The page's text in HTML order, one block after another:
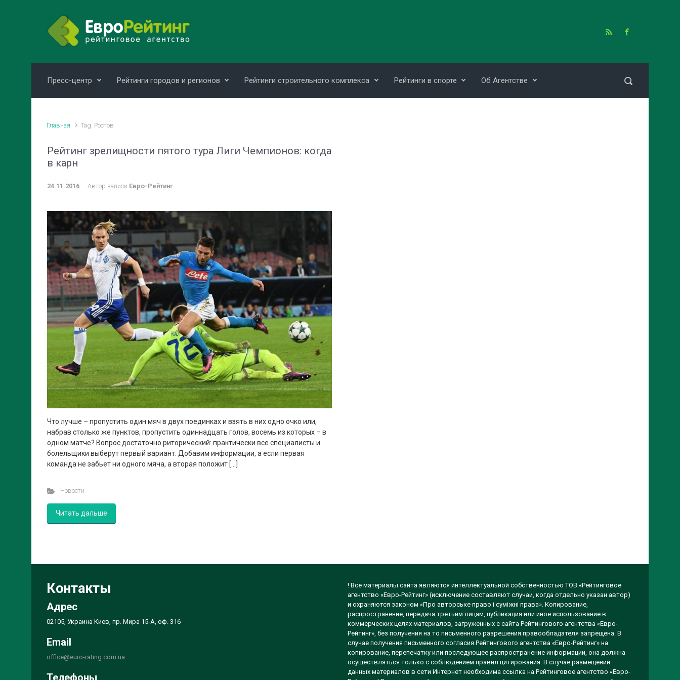
Пресс-центр Рейтинги городов и регионов Рейтинги строительного комплекса Рейтинги в спорте Об Агентстве
Главная Tag: Ростов
Рейтинг зрелищности пятого тура Лиги Чемпионов: когда
в карн
24.11.2016 Автор записи Евро-Рейтинг
Что лучше – пропустить один мяч в двух поединках и взять в них одно очко или,
набрав столько же пунктов, пропустить одиннадцать голов, восемь из которых – в
одном матче? Вопрос достаточно риторический: практически все специалисты и
болельщики выберут первый вариант. Добавим информации, а если первая
команда не забьет ни одного мяча, а вторая положит […]
Новости
Читать дальше
Контакты
Адрес
02105, Украина Киев, пр. Мира 15-А, оф. 316
Email
office@euro-rating.com.ua
! Все материалы сайта являются интеллектуальной собственностью ТОВ «Рейтинговое
агентство «Евро-Рейтинг» (исключение составляют случаи, когда отдельно указан автор)
и охраняются законом «Про авторське право і суміжні права». Копирование,
распространение, передача третьим лицам, публикация или иное использование в
коммерческих целях материалов, загруженных с сайта Рейтингового агентства «Евро-
Рейтинг», без получения на то письменного разрешения правообладателя запрещена. В
случае получения письменного согласия Рейтингового агентства «Евро-Рейтинг» на
копирование, перепечатку или последующее распространение информации, она должна
осуществляться только с соблюдением правил цитирования. В случае размещении
данных материалов в сети Интернет необходима ссылка на Рейтинговое агентство «Евро-